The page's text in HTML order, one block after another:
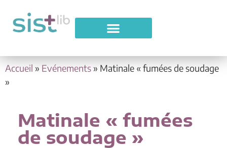
Accueil » Evénements» Matinale « fumées de soudage
»
Matinale « fumées
de soudage »